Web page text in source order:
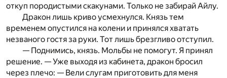
откуп породистыми скакунами. Только не забирай Айлу.
Дракон лишь криво усмехнулся. Князь тем
временем опустился на колени и принялся хватать
незваного гостя за руки. Тот лишь брезгливо отступил.
— Поднимись, князь. Мольбы не помогут. Я принял
решение. — Уже выходя из кабинета, дракон бросил
через плечо: — Вели слугам приготовить для меня